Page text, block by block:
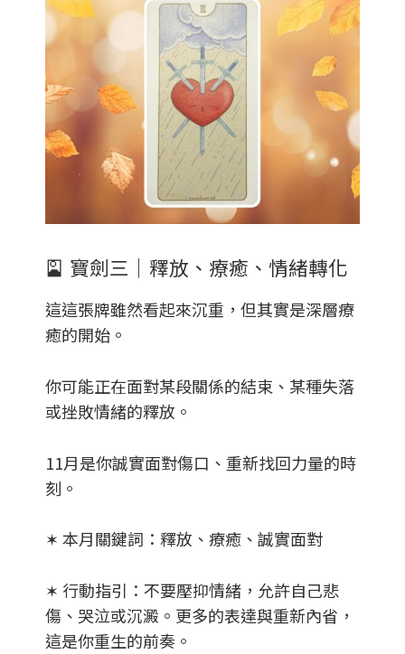
🎴 寶劍三｜釋放、療癒、情緒轉化
這這張牌雖然看起來沉重，但其實是深層療
癒的開始。
你可能正在面對某段關係的結束、某種失落
或挫敗情緒的釋放。
11月是你誠實面對傷口、重新找回力量的時
刻。
✶ 本月關鍵詞：釋放、療癒、誠實面對
✶ 行動指引： 不要壓抑情緒，允許自己悲
傷、哭泣或沉澱。更多的表達與重新內省，
這是你重生的前奏。